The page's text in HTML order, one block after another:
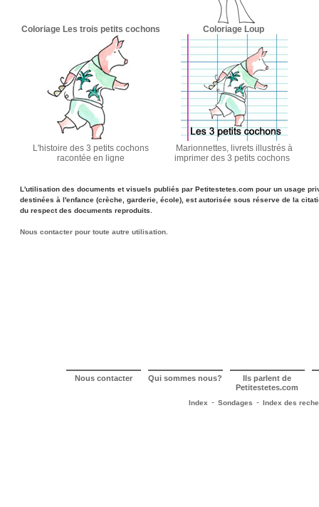
Coloriage Les trois petits cochons Coloriage Loup
L'histoire des 3 petits cochons
racontée en ligne
Marionnettes, livrets illustrés à
imprimer des 3 petits cochons
L'utilisation des documents et visuels publiés par Petitestetes.com pour un usage
destinées à l'enfance (crèche, garderie, école), est autorisée sous réserve de la
du respect des documents reproduits.
Nous contacter pour toute autre utilisation.
Nous contacter Qui sommes nous? Ils parlent de
Petitestetes.com
Index - Sondages - Index des